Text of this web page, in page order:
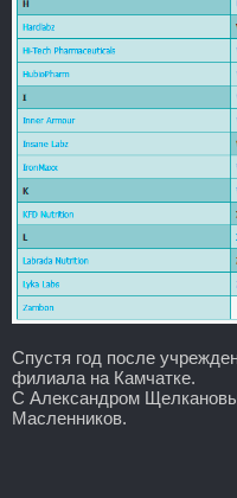
Спустя год после
филиала на Камчатке.
С Александром
Масленников.